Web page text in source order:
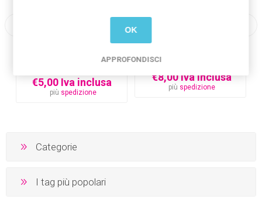
€5,00 Iva inclusa
più spedizione
Cake Topper NOME in
€8,00 Iva inclusa
più spedizione
Categorie
I tag più popolari
OK
APPROFONDISCI